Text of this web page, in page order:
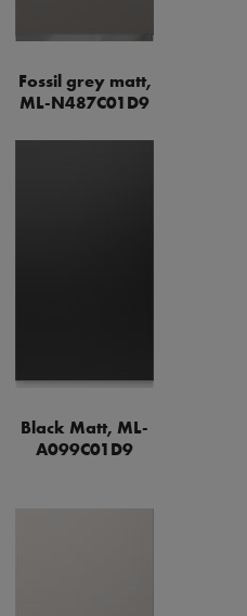
Fossil grey matt,
ML-N487C01D9
Black Matt, ML-
A099C01D9